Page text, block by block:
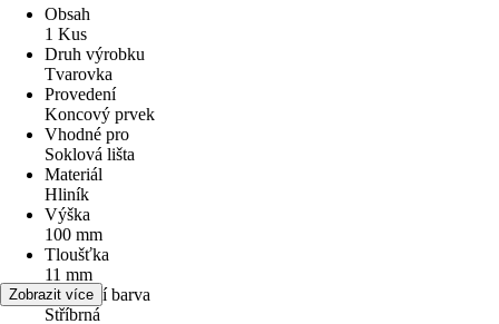
Obsah
1 Kus
Druh výrobku
Tvarovka
Provedení
Koncový prvek
Vhodné pro
Soklová lišta
Materiál
Hliník
Výška
100 mm
Tloušťka
11 mm
Základní barva
Stříbrná
Zobrazit více